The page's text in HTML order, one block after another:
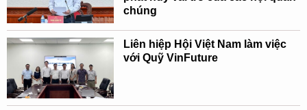
chúng
Liên hiệp Hội Việt Nam làm việc
với Quỹ VinFuture